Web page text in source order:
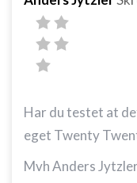
Har du testet at
eget Twenty
Mvh Anders Jytzler